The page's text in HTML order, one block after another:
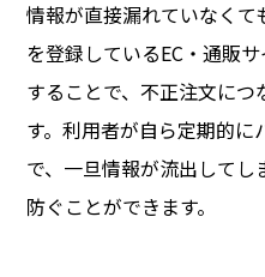
情報が直接漏れていなく
を登録しているEC・通販
することで、不正注文に
す。利用者が自ら定期的に
で、一旦情報が流出してし
防ぐことができます。